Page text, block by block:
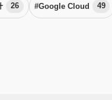
26 #Google Cloud 49